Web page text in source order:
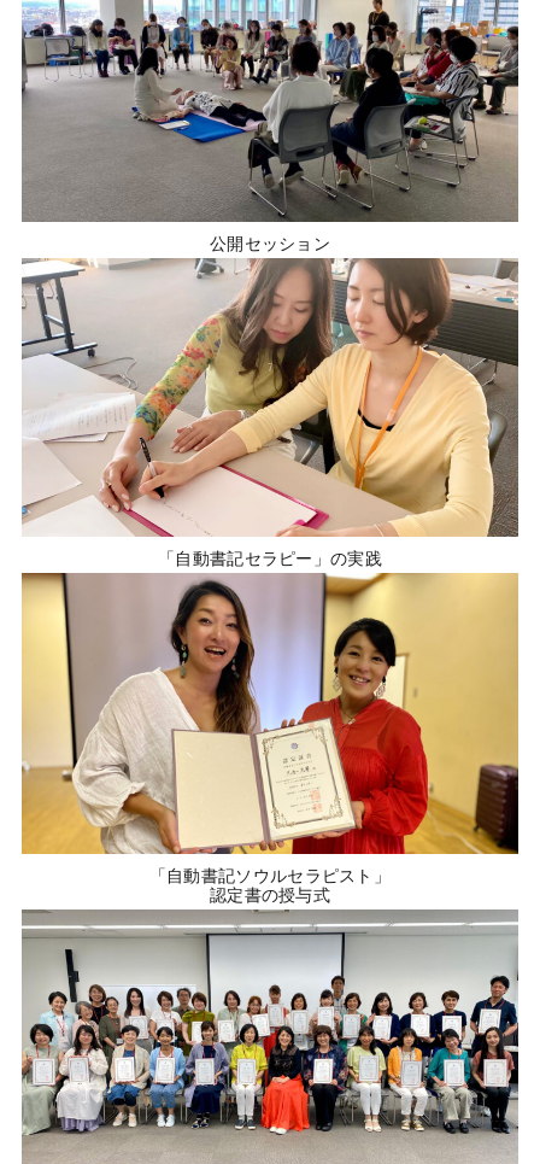
公開セッション
「自動書記セラピー」の実践
「自動書記ソウルセラピスト」
認定書の授与式